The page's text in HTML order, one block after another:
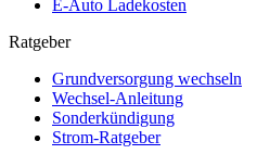
E-Auto Ladekosten
Ratgeber
Grundversorgung wechseln
Wechsel-Anleitung
Sonderkündigung
Strom-Ratgeber